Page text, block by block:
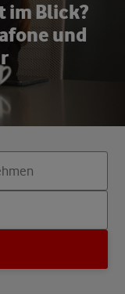
imBlic k?
foneund
r